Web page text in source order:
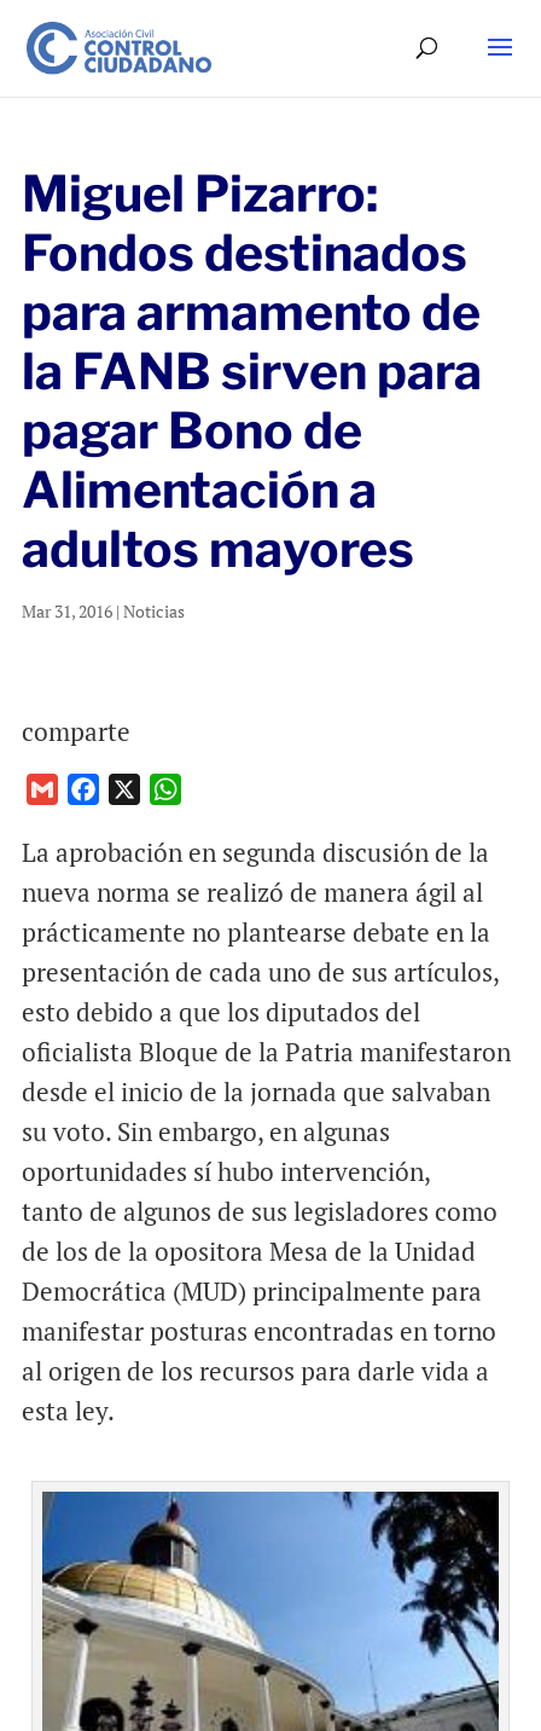
Miguel Pizarro:
Fondos destinados
para armamento de
la FANB sirven para
pagar Bono de
Alimentación a
adultos mayores
Mar 31, 2016| Noticias
comparte
a
i
c
e
o
o
k
a
t
A
p
p
La aprobación en segunda discusión de la
nueva norma se realizó de manera ágil al
prácticamente no plantearse debate en la
presentación de cada uno de sus artículos,
esto debido a que los diputados del
oficialista Bloque de la Patria manifestaron
desde el inicio de la jornada que salvaban
su voto. Sin embargo, en algunas
oportunidades sí hubo intervención,
tanto de algunos de sus legisladores como
de los de la opositora Mesa de la Unidad
Democrática (MUD) principalmente para
manifestar posturas encontradas en torno
al origen de los recursos para darle vida a
esta ley.